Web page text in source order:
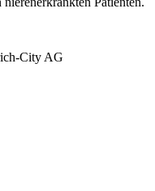
City AG